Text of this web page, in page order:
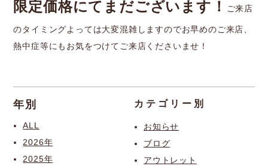
限定価格にてまだございます！
ご来店
のタイミングよっては大変混雑しますのでお早めのご来店、
熱中症等にもお気をつけてご来店くださいませ！
年別
ALL
2026年
2025年
カテゴリー別
お知らせ
ブログ
アウトレット